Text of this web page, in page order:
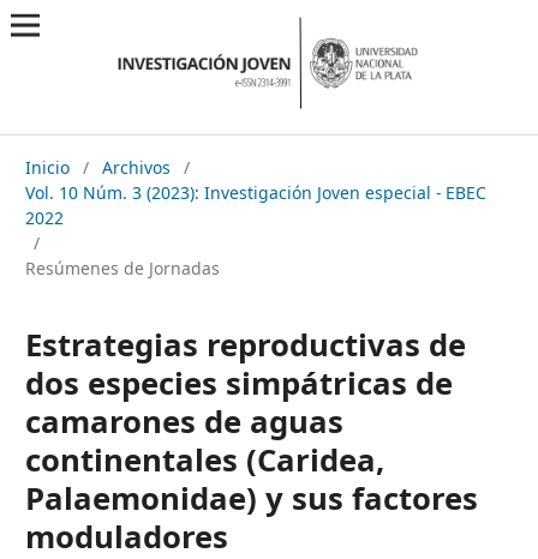
Inicio / Archivos
/
Vol. 10 Núm. 3 (2023): Investigación Joven especial - EBEC
2022
/
Resúmenes de Jornadas
Estrategias reproductivas de
dos especies simpátricas de
camarones de aguas
continentales (Caridea,
Palaemonidae) y sus factores
moduladores